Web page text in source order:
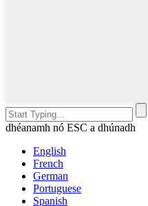
dhéanamh nó ESC a dhúnadh
English
French
German
Portuguese
Spanish